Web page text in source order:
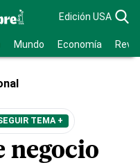
Edición USA
Mundo Economía
TEMA +
negocio